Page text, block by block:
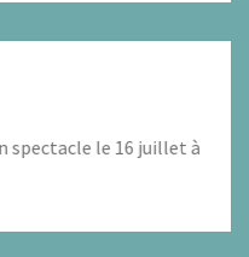
le 16 juillet à 11h00 «